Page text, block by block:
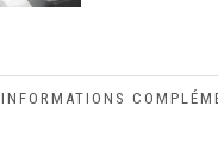
INFORMATIONS